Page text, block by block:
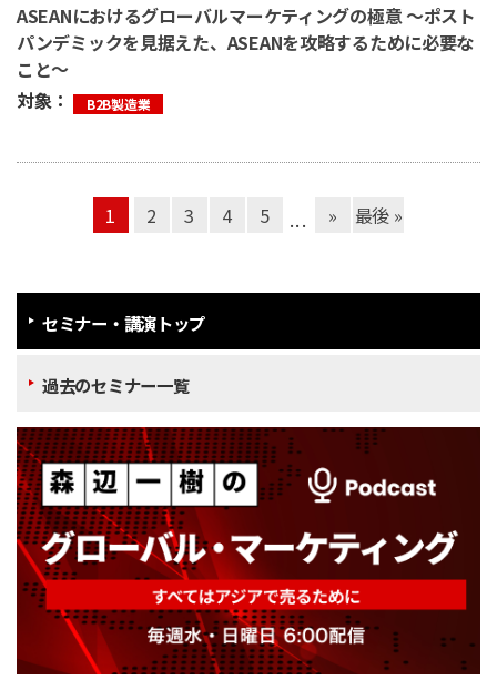
ASEANにおけるグローバルマーケティングの極意 ～ポスト
パンデミックを見据えた、ASEANを攻略するために必要な
こと～
対象：
B2B製造業
1 2 3 4 5 ... » 最後 »
セミナー・講演トップ
過去のセミナー一覧